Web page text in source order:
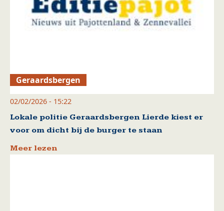
Geraardsbergen
02/02/2026 - 15:22
Lokale politie Geraardsbergen Lierde kiest er
voor om dicht bij de burger te staan
Meer lezen